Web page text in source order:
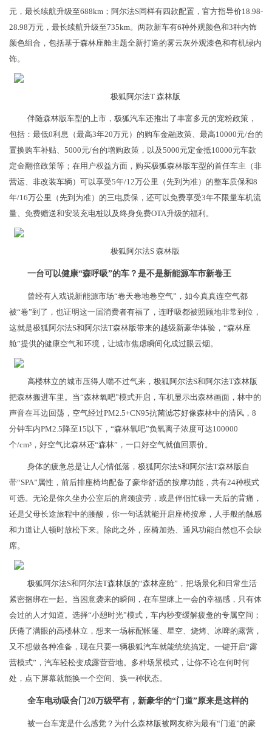
元，最长续航升级至688km；阿尔法S同样有四款配置，官方指导价18.98-
28.98万元，最长续航升级至735km。两款新车有6种外观颜色和3种内饰
颜色组合，包括基于森林座舱主题全新打造的雾云灰外观漆色和有机绿内
饰。
极狐阿尔法T 森林版
伴随森林版车型的上市，极狐汽车还推出了丰富多元的宠粉政策，
包括：最低0利息（最高3年20万元）的购车金融政策、最高10000元/台的
置换购车补贴、5000元/台的增购政策，以及5000元定金抵10000元车款
定金翻倍政策等；在用户权益方面，购买极狐森林版车型的首任车主（非
营运、非改装车辆）可以享受5年/12万公里（先到为准）的整车质保和8
年/16万公里（先到为准）的三电质保，还可以免费享受3年不限量车机流
量、免费赠送和安装充电桩以及终身免费OTA升级的福利。
极狐阿尔法S 森林版
一台可以健康“森呼吸”的车？是不是新能源车市新卷王
曾经有人戏说新能源市场“卷天卷地卷空气”，如今真真连空气都
被“卷”到了，也证明这一届消费者有福了，连呼吸都被照顾地非常到位，
这就是极狐阿尔法S和阿尔法T森林版带来的越级新豪华体验，“森林座
舱”提供的健康空气和环境，让城市焦虑瞬间化成过眼云烟。
高楼林立的城市压得人喘不过气来，极狐阿尔法S和阿尔法T森林版
把森林搬进车里。当“森林氧吧”模式开启，车机显示出森林画面，林中的
声音在耳边回荡，空气经过PM2.5+CN95抗菌滤芯好像森林中的清风，8
分钟车内PM2.5降至15以下，“森林氧吧”负氧离子浓度可达100000
个/cm³，好空气比森林还“森林”，一口好空气就值回票价。
身体的疲惫总是让人心情低落，极狐阿尔法S和阿尔法T森林版自
带“SPA”属性，前后排座椅均配备了豪华舒适的按摩功能，共有24种模式
可选。无论是你久坐办公室后的肩颈疲劳，或是伴侣忙碌一天后的背痛，
还是父母长途旅程中的腰酸，你一句话就能开启座椅按摩，人手般的触感
和力道让人顿时放松下来。除此之外，座椅加热、通风功能自然也不会缺
席。
极狐阿尔法S和阿尔法T森林版的“森林座舱”，把场景化和日常生活
紧密捆绑在一起。当困意袭来的瞬间，在车里眯上一会的幸福感，只有体
会过的人才知道。选择“小憩时光”模式，车内秒变缓解疲惫的专属空间；
厌倦了满眼的高楼林立，想来一场标配帐篷、星空、烧烤、冰啤的露营，
又不想做各种准备，现在只要一辆极狐汽车就能统统搞定。一键开启“露
营模式”，汽车轻松变成露营营地。多种场景模式，让你不论在何时何
处，点下屏幕就能换一个空间、换一种状态。
全车电动吸合门20万级罕有，新豪华的“门道”原来是这样的
被一台车宠是什么感觉？为什么森林版被网友称为最有“门道”的豪